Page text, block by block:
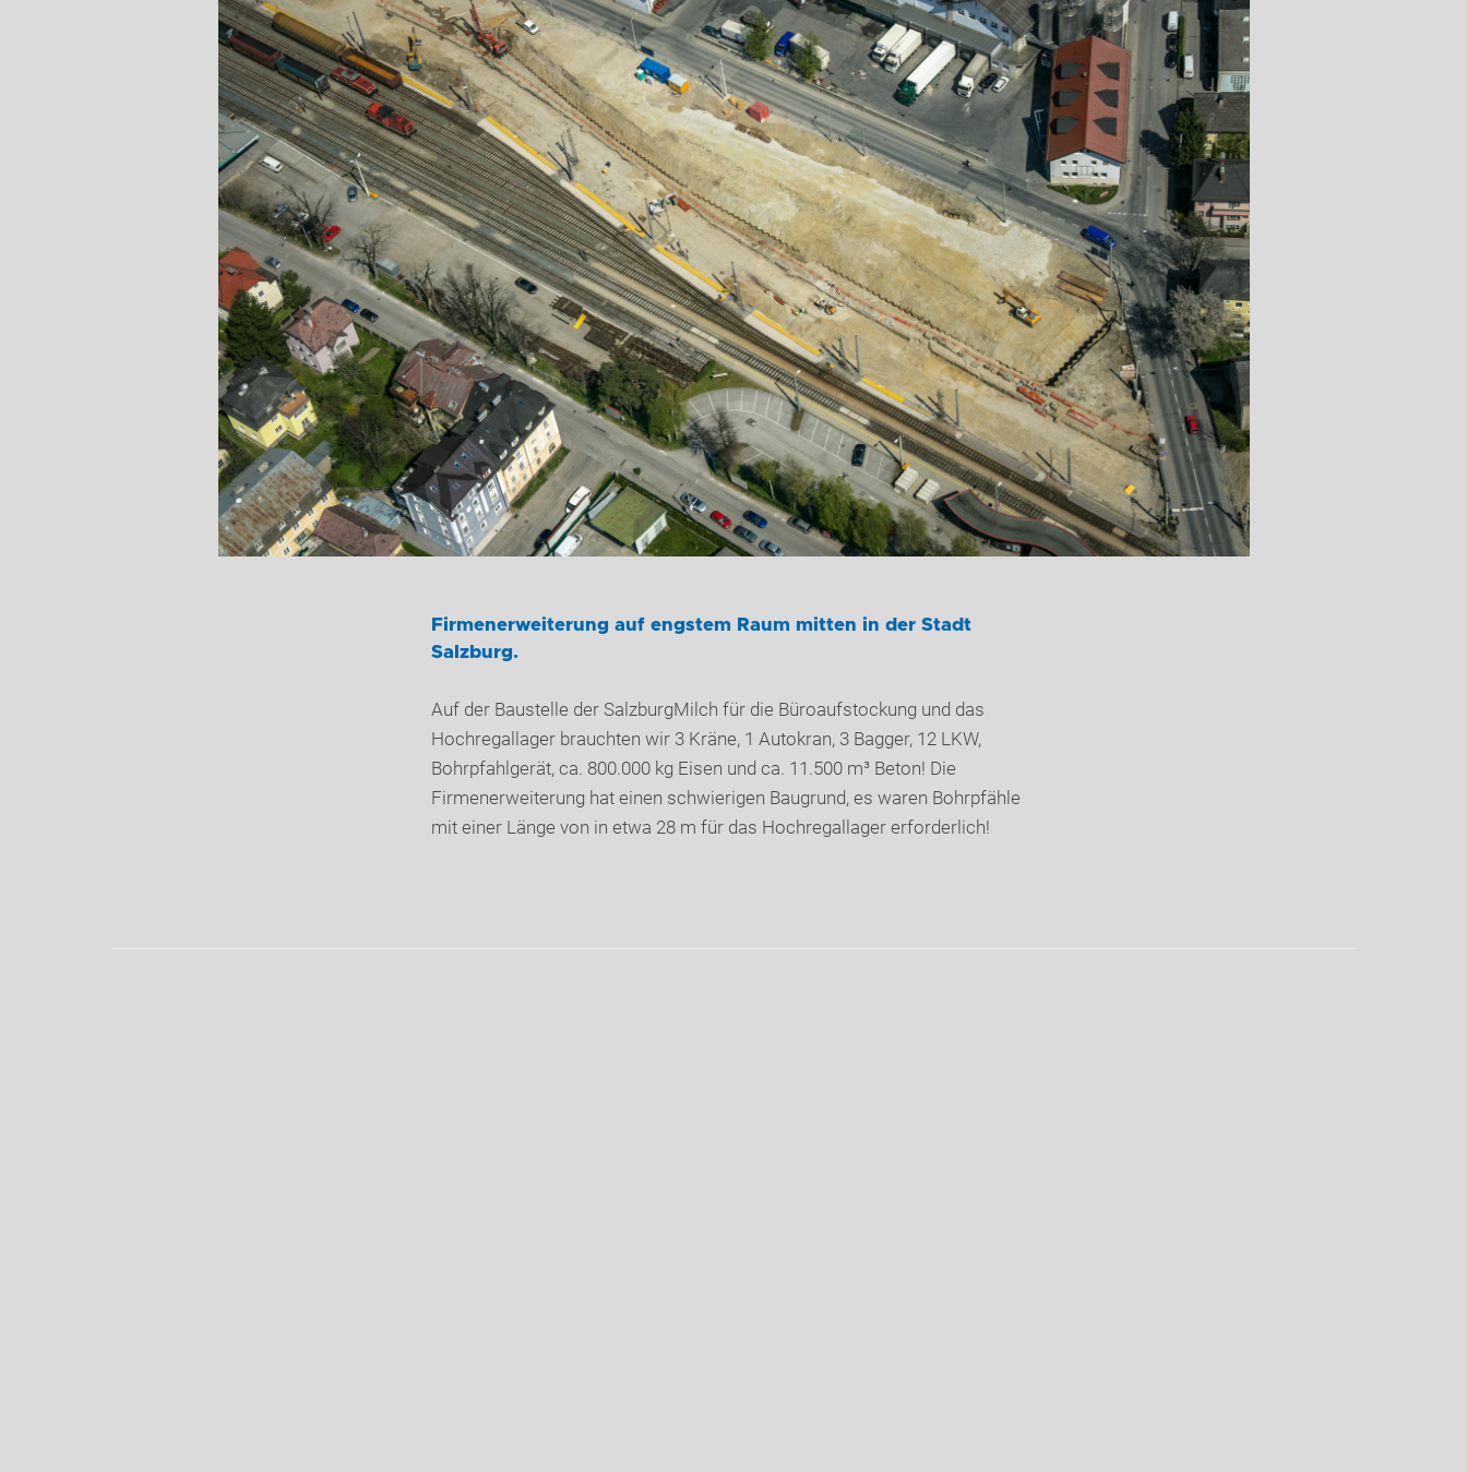
Firmenerweiterung auf engstem Raum mitten in der Stadt
Salzburg.
Auf der Baustelle der SalzburgMilch für die Büroaufstockung und das
Hochregallager brauchten wir 3 Kräne, 1 Autokran, 3 Bagger, 12 LKW,
Bohrpfahlgerät, ca. 800.000 kg Eisen und ca. 11.500 m³ Beton! Die
Firmenerweiterung hat einen schwierigen Baugrund, es waren Bohrpfähle
mit einer Länge von in etwa 28 m für das Hochregallager erforderlich!